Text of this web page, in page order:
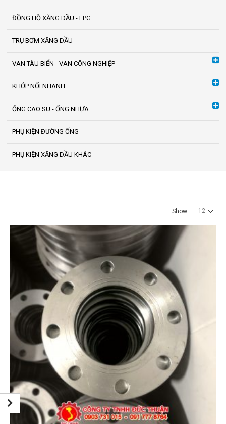
ĐỒNG HỒ XĂNG DẦU - LPG
TRỤ BƠM XĂNG DẦU
VAN TÀU BIỂN - VAN CÔNG NGHIỆP
KHỚP NỐI NHANH
ỐNG CAO SU - ỐNG NHỰA
PHỤ KIỆN ĐƯỜNG ỐNG
PHỤ KIỆN XĂNG DẦU KHÁC
Show: